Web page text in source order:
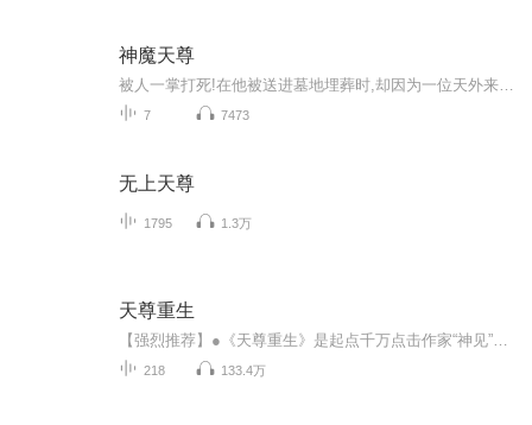
神魔天尊
7 7473
无上天尊
1795 1.3万
天尊重生
218 133.4万